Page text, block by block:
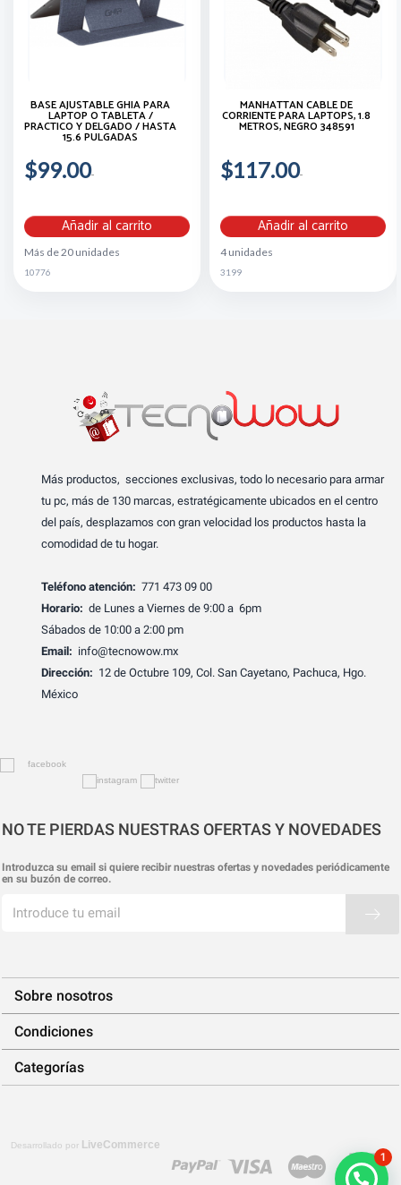
BASE AJUSTABLE GHIA PARA
LAPTOP O TABLETA /
PRACTICO Y DELGADO / HASTA
15.6 PULGADAS
$99.00
Añadir al carrito
Más de 20 unidades
10776
MANHATTAN CABLE DE
CORRIENTE PARA LAPTOPS, 1.8
METROS, NEGRO 348591
$117.00
Añadir al carrito
4 unidades
3199
Más productos, secciones exclusivas, todo lo necesario para armar
tu pc, más de 130 marcas, estratégicamente ubicados en el centro
del país, desplazamos con gran velocidad los productos hasta la
comodidad de tu hogar.
Teléfono atención: 771 473 09 00
Horario: de Lunes a Viernes de 9:00 a 6pm
Sábados de 10:00 a 2:00 pm
Email: info@tecnowow.mx
Dirección: 12 de Octubre 109, Col. San Cayetano, Pachuca, Hgo.
México
NO TE PIERDAS NUESTRAS OFERTAS Y NOVEDADES
Introduzca su email si quiere recibir nuestras ofertas y novedades periódicamente
en su buzón de correo.
Sobre nosotros
Condiciones
Categorías
Desarrollado por LiveCommerce
1